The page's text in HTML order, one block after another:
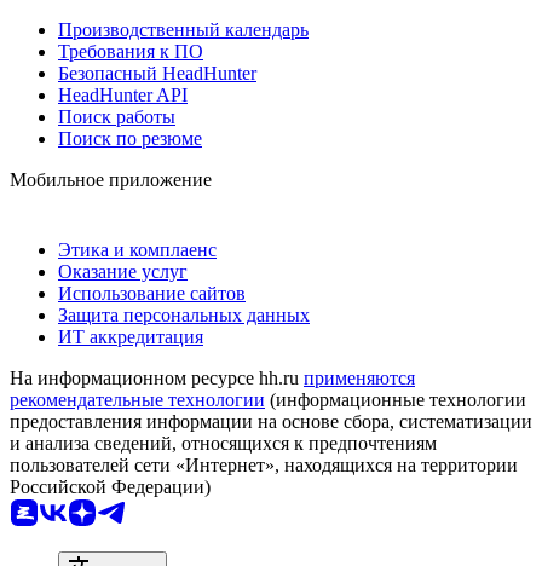
Производственный календарь
Требования к ПО
Безопасный HeadHunter
HeadHunter API
Поиск работы
Поиск по резюме
Мобильное приложение
Этика и комплаенс
Оказание услуг
Использование сайтов
Защита персональных данных
ИТ аккредитация
На информационном ресурсе hh.ru применяются
рекомендательные технологии (информационные технологии
предоставления информации на основе сбора, систематизации
и анализа сведений, относящихся к предпочтениям
пользователей сети «Интернет», находящихся на территории
Российской Федерации)